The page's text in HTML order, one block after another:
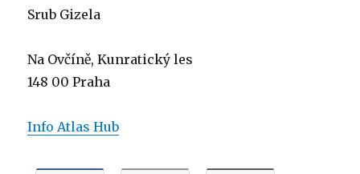
Srub Gizela
Na Ovčíně, Kunratický les
148 00 Praha
Info Atlas Hub